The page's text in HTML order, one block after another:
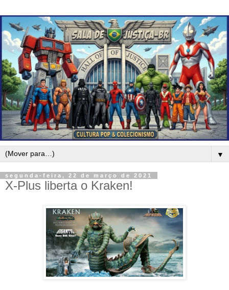
▼
segunda-feira, 22 de março de 2021
X-Plus liberta o Kraken!